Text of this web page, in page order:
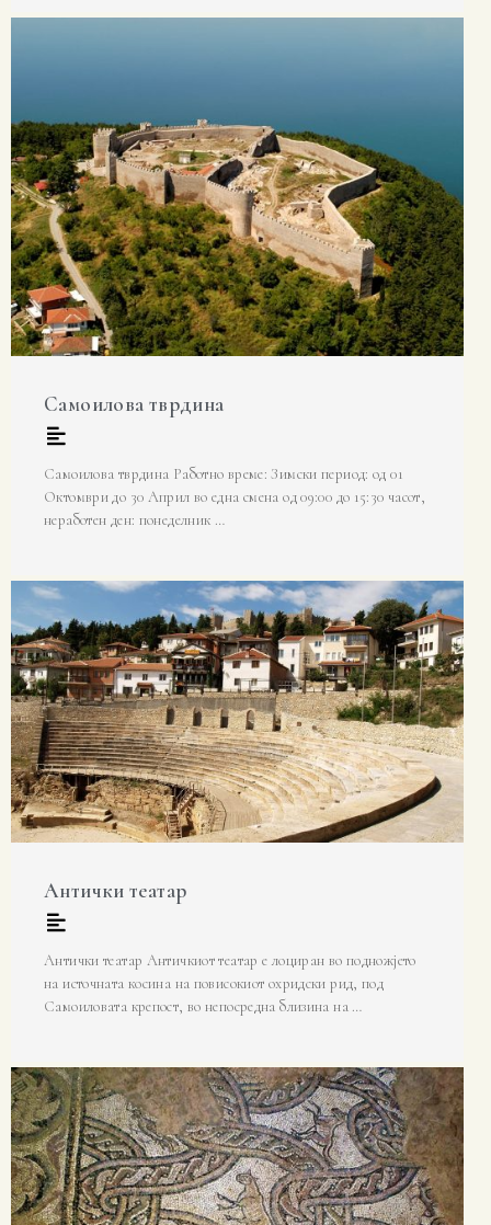
Самоилова тврдина
Самоилова тврдина Работно време: Зимски период: од 01
Октомври до 30 Април во една смена од 09:00 до 15:30 часот,
неработен ден: понеделник …
Антички театар
Антички театар Античкиот театар е лоциран во подножјето
на источната косина на повисокиот охридски рид, под
Самоиловата крепост, во непосредна близина на …